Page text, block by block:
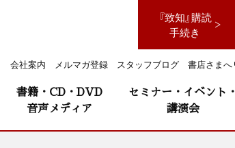
『致知』購読
手続き
会社案内 メルマガ登録 スタッフブログ 書店さまへ
書籍・CD・DVD
音声メディア
セミナー・イベント・
講演会